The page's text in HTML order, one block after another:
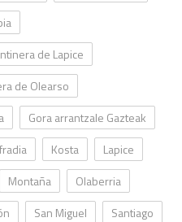
de Lapice
de Olearso
Gora arrantzale Gazteak
Kosta
Lapice
Montaña
Olaberria
San Miguel
Santiago